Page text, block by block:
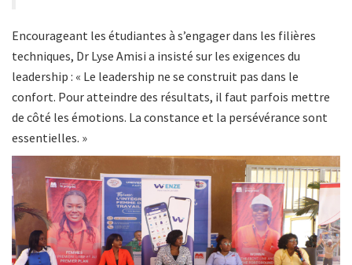
Encourageant les étudiantes à s’engager dans les filières
techniques, Dr Lyse Amisi a insisté sur les exigences du
leadership : « Le leadership ne se construit pas dans le
confort. Pour atteindre des résultats, il faut parfois mettre
de côté les émotions. La constance et la persévérance sont
essentielles. »